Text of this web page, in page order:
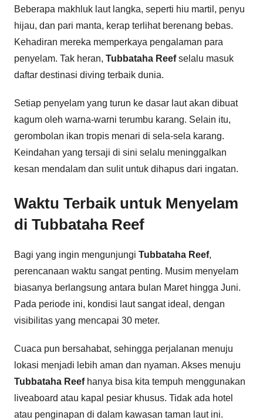
Beberapa makhluk laut langka, seperti hiu martil, penyu
hijau, dan pari manta, kerap terlihat berenang bebas.
Kehadiran mereka memperkaya pengalaman para
penyelam. Tak heran, Tubbataha Reefselalu masuk
daftar destinasi diving terbaik dunia.
Setiap penyelam yang turun ke dasar laut akan dibuat
kagum oleh warna-warni terumbu karang. Selain itu,
gerombolan ikan tropis menari di sela-sela karang.
Keindahan yang tersaji di sini selalu meninggalkan
kesan mendalam dan sulit untuk dihapus dari ingatan.
Waktu Terbaik untuk Menyelam
di Tubbataha Reef
Bagi yang ingin mengunjungi Tubbataha Reef,
perencanaan waktu sangat penting. Musim menyelam
biasanya berlangsung antara bulan Maret hingga Juni.
Pada periode ini, kondisi laut sangat ideal, dengan
visibilitas yang mencapai 30 meter.
Cuaca pun bersahabat, sehingga perjalanan menuju
lokasi menjadi lebih aman dan nyaman. Akses menuju
Tubbataha Reefhanya bisa kita tempuh menggunakan
liveaboard atau kapal pesiar khusus. Tidak ada hotel
atau penginapan di dalam kawasan taman laut ini.